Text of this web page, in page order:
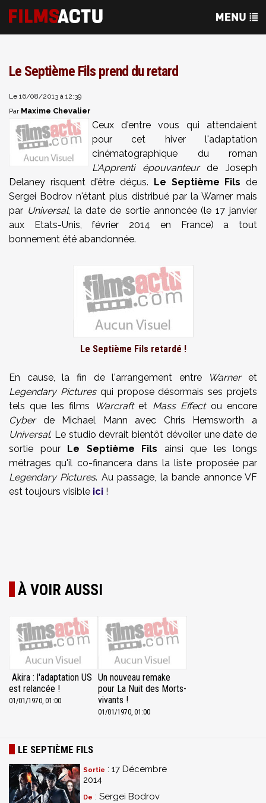
Le Septième Fils prend du retard
Le 16/08/2013 à 12:39
Par Maxime Chevalier
Ceux d'entre vous qui attendaient
pour cet hiver l'adaptation
cinématographique du roman
L'Apprenti épouvanteurde Joseph
Delaney risquent d'être déçus. Le Septième Fils de
Sergei Bodrov n'étant plus distribué par la Warner mais
par Universal, la date de sortie annoncée (le 17 janvier
aux Etats-Unis, février 2014 en France) a tout
bonnement été abandonnée.
Le Septième Fils retardé !
En cause, la fin de l'arrangement entre Warneret
Legendary Picturesqui propose désormais ses projets
tels que les films
Warcraftet Mass Effectou encore
Cyberde Michael Mann avec Chris Hemsworth a
Universal. Le studio devrait bientôt dévoiler une date de
sortie pour Le Septième Fils ainsi que les longs
métrages qu'il co-financera dans la liste proposée par
Legendary Pictures. Au passage, la bande annonce VF
est toujours visible ici !
À VOIR AUSSI
Akira : l'adaptation US
est relancée !
01/01/1970, 01:00
Un nouveau remake
pour La Nuit des Morts-
vivants !
01/01/1970, 01:00
LE SEPTIÈME FILS
Sortie : 17 Décembre
2014
De : Sergei Bodrov